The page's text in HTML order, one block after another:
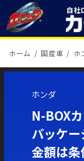
自社
ホーム 国産車 ホ
ホンダ
N-BOX
パッケ
金額は条